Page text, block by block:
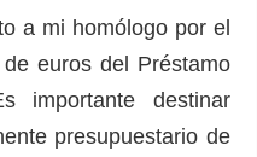
a mi homólogo por el
euros del Préstamo
importante destinar
presupuestario de